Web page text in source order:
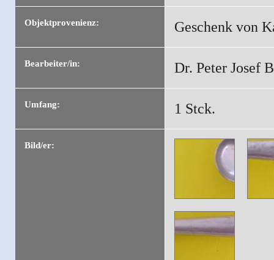
Objektprovenienz: Geschenk von
Bearbeiter/in: Dr. Peter Josef
Umfang: 1 Stck.
Bild/er: